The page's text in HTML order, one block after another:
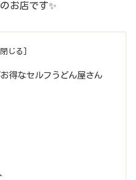
お店です✨
得なセルフうどん屋さん